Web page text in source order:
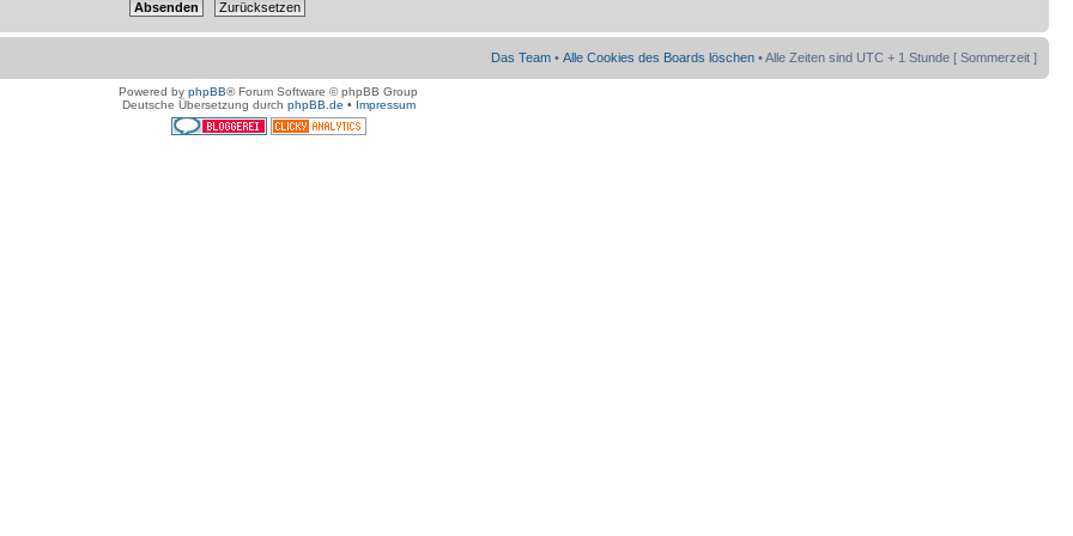
Das Team • Alle Cookies des Boards löschen • Alle Zeiten sind UTC + 1 Stunde [ Sommerzeit ]
Powered by phpBB® Forum Software © phpBB Group
Deutsche Übersetzung durch phpBB.de • Impressum